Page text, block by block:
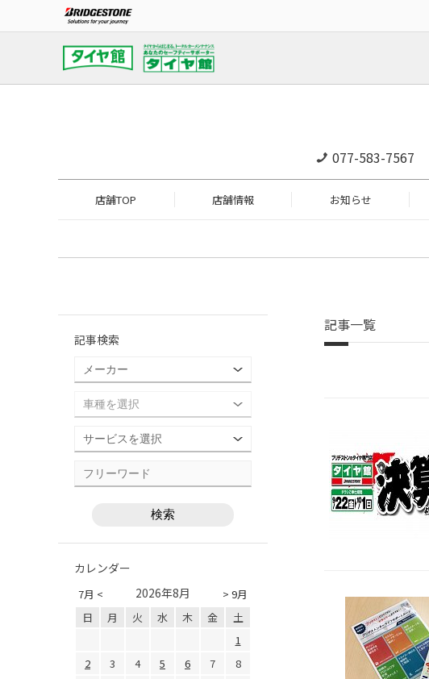
077-583-7567
店舗TOP 店舗情報 お知らせ
記事一覧
記事検索
カレンダー
7月 < > 9月
2026年8月
日 月 火 水 木 金
土
1
2
3 4 5 6 7
8